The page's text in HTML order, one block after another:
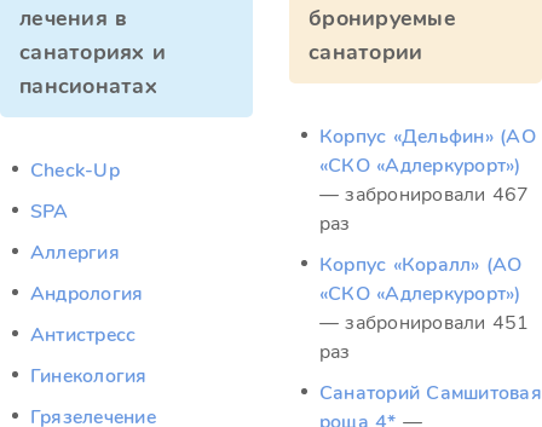
лечения в
санаториях и
пансионатах
Check-Up
SPA
Аллергия
Андрология
Антистресс
Гинекология
Грязелечение
бронируемые
санатории
Корпус «Дельфин» (АО
«СКО «Адлеркурорт»)
— забронировали 467
раз
Корпус «Коралл» (АО
«СКО «Адлеркурорт»)
— забронировали 451
раз
Санаторий Самшитовая